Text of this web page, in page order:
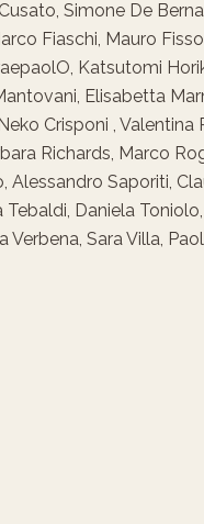
Simone De
Fiaschi, Mauro
Katsutomi
Elisabetta
Crisponi , Valentina
Richards, Marco
Alessandro Saporiti,
Daniela
Sara Villa,